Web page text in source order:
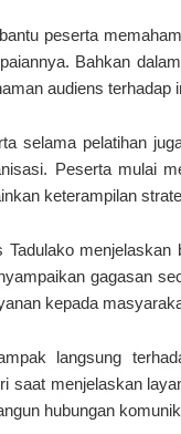
peserta
Bahkan
audiens terhadap
selama pelatihan
Peserta mulai
keterampilan
Tadulako
gagasan
kepada
langsung
saat menjelaskan
hubungan